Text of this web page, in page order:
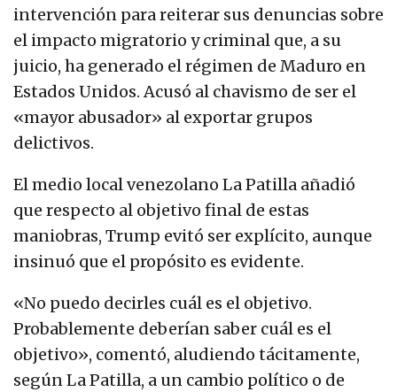
intervención para reiterar sus denuncias sobre
el impacto migratorio y criminal que, a su
juicio, ha generado el régimen de Maduro en
Estados Unidos. Acusó al chavismo de ser el
«mayor abusador» al exportar grupos
delictivos.
El medio local venezolano La Patilla añadió
que respecto al objetivo final de estas
maniobras, Trump evitó ser explícito, aunque
insinuó que el propósito es evidente.
«No puedo decirles cuál es el objetivo.
Probablemente deberían saber cuál es el
objetivo», comentó, aludiendo tácitamente,
según La Patilla, a un cambio político o de